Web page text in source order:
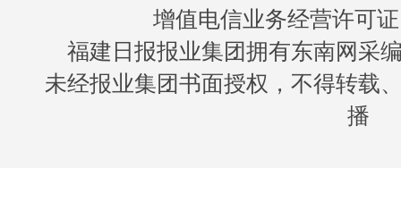
增值电信业务经营许可
福建日报报业集团拥有东南网采
未经报业集团书面授权，不得转载
播